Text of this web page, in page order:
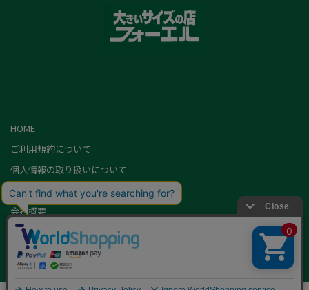
HOME
ご利用規約について
個人情報の取り扱いについて
特定商取引に基づく表記
会社概要
カード会員（情報変更/ポイント照会）
お問い合わせ